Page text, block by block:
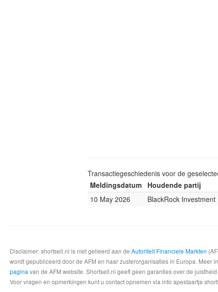
Transactiegeschiedenis voor de
Meldingsdatum
Houdende partij
10 May 2026
BlackRock
Disclaimer: shortsell.nl is niet gelieerd aan de Autoriteit Financiele Markten
wordt gepubliceerd door de AFM en haar zusterorganisaties in Europa.
pagina van de AFM website. Shortsell.nl geeft geen garanties over de
Voor vragen en opmerkingen kunt u contact opnemen via info apestaartje